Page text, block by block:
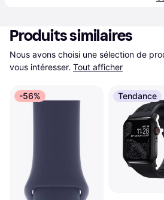
Produits similaires
Nous avons choisi une sélection de
vous intéresser. Tout afficher
-56% Tendance